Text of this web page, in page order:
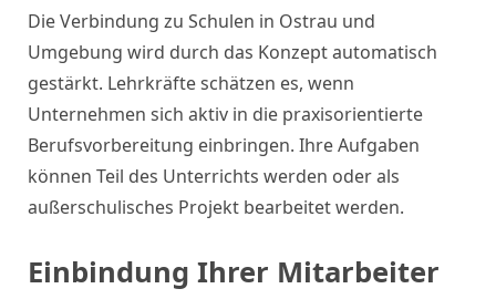
Die Verbindung zu Schulen in Ostrau und
Umgebung wird durch das Konzept automatisch
gestärkt. Lehrkräfte schätzen es, wenn
Unternehmen sich aktiv in die praxisorientierte
Berufsvorbereitung einbringen. Ihre Aufgaben
können Teil des Unterrichts werden oder als
außerschulisches Projekt bearbeitet werden.
Einbindung Ihrer Mitarbeiter